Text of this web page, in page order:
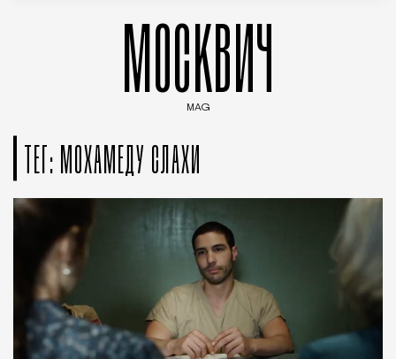
МОСКВИЧ
MAG
ТЕГ: МОХАМЕДУ СЛАХИ